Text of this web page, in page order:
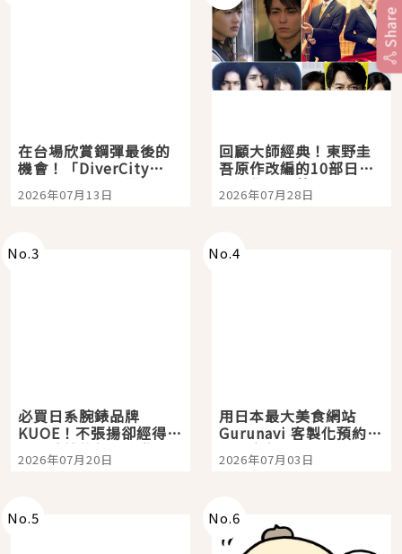
在台場欣賞鋼彈最後的
機會！「DiverCity
Tokyo Plaza」搭船、
購物、美食及夜景，一
2026年07月13日
回顧大師經典！東野圭
吾原作改編的10部日本
影視作品推薦
2026年07月28日
No.3
必買日系腕錶品牌
KUOE！不張揚卻經得起
時間洗鍊的經典之作五
選
2026年07月20日
No.4
用日本最大美食網站
Gurunavi 客製化預約九
大都市餐廳，打造專屬
美食體驗！
2026年07月03日
No.5 No.6
Share